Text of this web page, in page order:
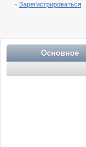
- Зарегистрироваться
Основное